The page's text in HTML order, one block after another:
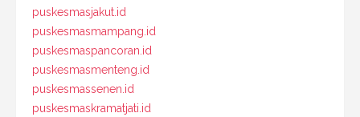
puskesmasjakut.id
puskesmasmampang.id
puskesmaspancoran.id
puskesmasmenteng.id
puskesmassenen.id
puskesmaskramatjati.id